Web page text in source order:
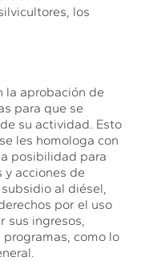
los
la aprobación de
para que se
su actividad. Esto
les homologa con
posibilidad para
y acciones de
al diésel,
por el uso
sus ingresos,
como lo